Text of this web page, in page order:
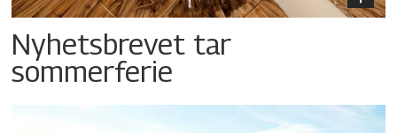
Nyhetsbrevet tar
sommerferie